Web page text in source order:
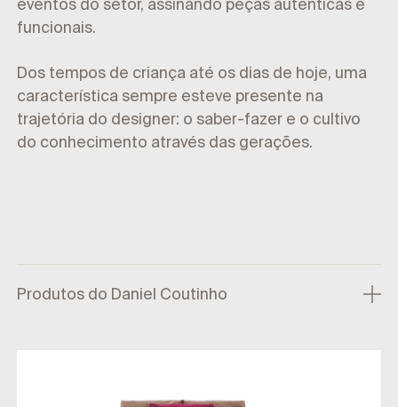
eventos do setor, assinando peças autênticas e
funcionais.
Dos tempos de criança até os dias de hoje, uma
característica sempre esteve presente na
trajetória do designer: o saber-fazer e o cultivo
do conhecimento através das gerações.
Produtos do Daniel Coutinho